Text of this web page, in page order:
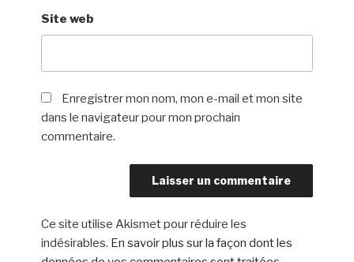
Site web
Enregistrer mon nom, mon e-mail et mon site
dans le navigateur pour mon prochain
commentaire.
Ce site utilise Akismet pour réduire les
indésirables. En savoir plus sur la façon dont les